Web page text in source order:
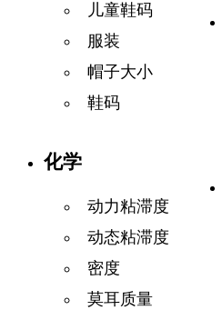
儿童鞋码
服装
帽子大小
鞋码
化学
动力粘滞度
动态粘滞度
密度
莫耳质量